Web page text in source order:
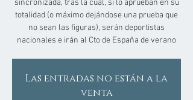
sincronizada, tras la cual, si lo aprueban en su
totalidad (o máximo dejándose una prueba que
no sean las figuras), serán deportistas
nacionales e irán al Cto de España de verano
Las entradas no están a la
venta